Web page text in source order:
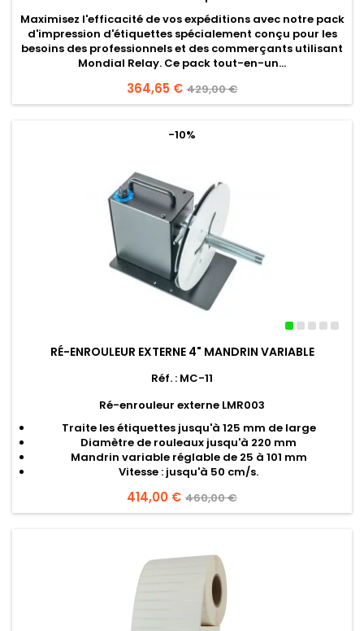
Maximisez l'efficacité de vos expéditions avec notre pack
d'impression d'étiquettes spécialement conçu pour les
besoins des professionnels et des commerçants utilisant
Mondial Relay. Ce pack tout-en-un...
Prix
364,65 € Prix
de
429,00 €
-10%
RÉ-ENROULEUR EXTERNE 4" MANDRIN VARIABLE
Réf. : MC-11
Ré-enrouleur externe LMR003
Traite les étiquettes jusqu'à 125 mm de large
Diamètre de rouleaux jusqu'à 220 mm
Mandrin variable réglable de 25 à 101 mm
Vitesse : jusqu'à 50 cm/s.
Prix
414,00 € Prix
de
460,00 €